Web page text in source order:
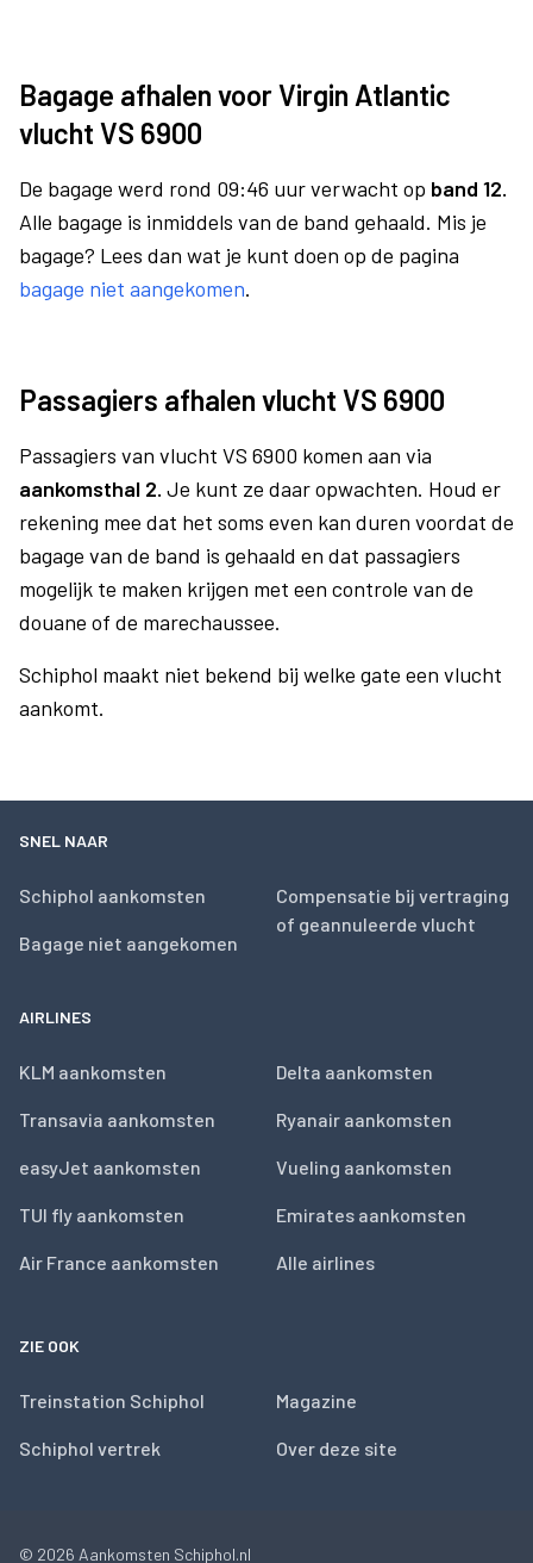
Bagage afhalen voor Virgin Atlantic
vlucht VS 6900
De bagage werd rond 09:46 uur verwacht op band 12.
Alle bagage is inmiddels van de band gehaald. Mis je
bagage? Lees dan wat je kunt doen op de pagina
bagage niet aangekomen.
Passagiers afhalen vlucht VS 6900
Passagiers van vlucht VS 6900 komen aan via
aankomsthal 2. Je kunt ze daar opwachten. Houd er
rekening mee dat het soms even kan duren voordat de
bagage van de band is gehaald en dat passagiers
mogelijk te maken krijgen met een controle van de
douane of de marechaussee.
Schiphol maakt niet bekend bij welke gate een vlucht
aankomt.
SNEL NAAR
Schiphol aankomsten
Bagage niet aangekomen
Compensatie bij vertraging
of geannuleerde vlucht
AIRLINES
KLM aankomsten
Transavia aankomsten
easyJet aankomsten
TUI fly aankomsten
Air France aankomsten
Delta aankomsten
Ryanair aankomsten
Vueling aankomsten
Emirates aankomsten
Alle airlines
ZIE OOK
Treinstation Schiphol
Schiphol vertrek
Magazine
Over deze site
© 2026 Aankomsten Schiphol.nl